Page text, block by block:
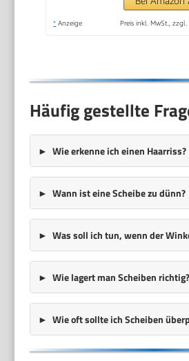
* Anzeige Preis inkl. MwSt., zzgl.
Häufig gestellte
Wie erkenne ich einen Haarriss?
Wann ist eine Scheibe zu dünn?
Was soll ich tun, wenn der
Wie lagert man Scheiben richtig?
Wie oft sollte ich Scheiben